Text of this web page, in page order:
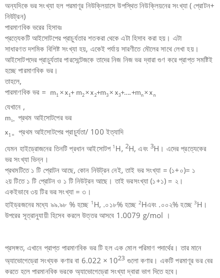
অন্যদিকে ভর সংখ্যা হল পরমাণূর নিউক্লিয়াসে উপস্থিত নিউক্লিয়নের সংখ্যা ( প্রোটন+
নিউট্রন)
পারমাণবিক ভরের হিসাবঃ
প্রত্যেকটি আইসোটপের প্রাচুর্যতার শতকরা থেকে এটা হিসাব করা হয়। এটা
সাধারণত দশমিক বিশিষ্ট সংখ্যা হয়, একেই পর্যায় সারণীতে মৌলের সাথে লেখা হয়।
আইসোটপদের প্রাচুর্যতার পারসেন্টেজকে তাদের নিজ নিজ ভর দ্বারা গুণ করে প্রাপ্ত সমষ্টিই
হচ্ছে পারমাণবিক ভর।
তাহলে,
পারমাণবিক ভর =
m1 × x1+ m2× x2+m3× x3+….+mn× xn
যেখানে ,
m 1= প্রথম আইসোটপের ভর
x1 = প্রথম আইসোটপের প্রাচুর্যতা/ 100 ইত্যাদি
যেমন হাইড্রোজনের তিনটি প্রধান আইসোটপ 1 H, 2H, এবং 3H। এদের প্রত্যেকের
ভর সংখ্যা ভিন্ন।
প্রথমটিতে ১ টি প্রোটন আছে, কোন নিউট্রন নেই, তাই ভর সংখ্যা = (১+০)= ১
২য় টিতে ১ টি প্রোটন ও ১ টি নিউট্রন আছে। তাই ভরসংখ্যা (১+১) = ২।
একইভাবে ৩য় টির ভর সংখ্যা = ৩।
হাইড্রজনের মধ্যে ৯৯.৯৮ % হচ্ছে 1 H, .০১৮% হচ্ছে 2Hএবং .০০২% হচ্ছে 3H।
উপরের সূত্রানুযায়ী হিসেব করলে উত্তর আসবে 1.0079 g/mol ।
প্রসঙ্গত, এখানে প্রাপ্ত পারমাণবিক ভর টি হল এক মোল পরিমাণ পদার্থের। তার মানে
অ্যাভোগেড্রো সংখ্যক কণার বা 6.022 × 1023 গুলো কণার। একটি পরমাণূর ভর বের
করতে হলে পারমানবিক ভরকে অ্যাভোগেড্রো সংখ্যা দ্বারা ভাগ দিতে হবে।